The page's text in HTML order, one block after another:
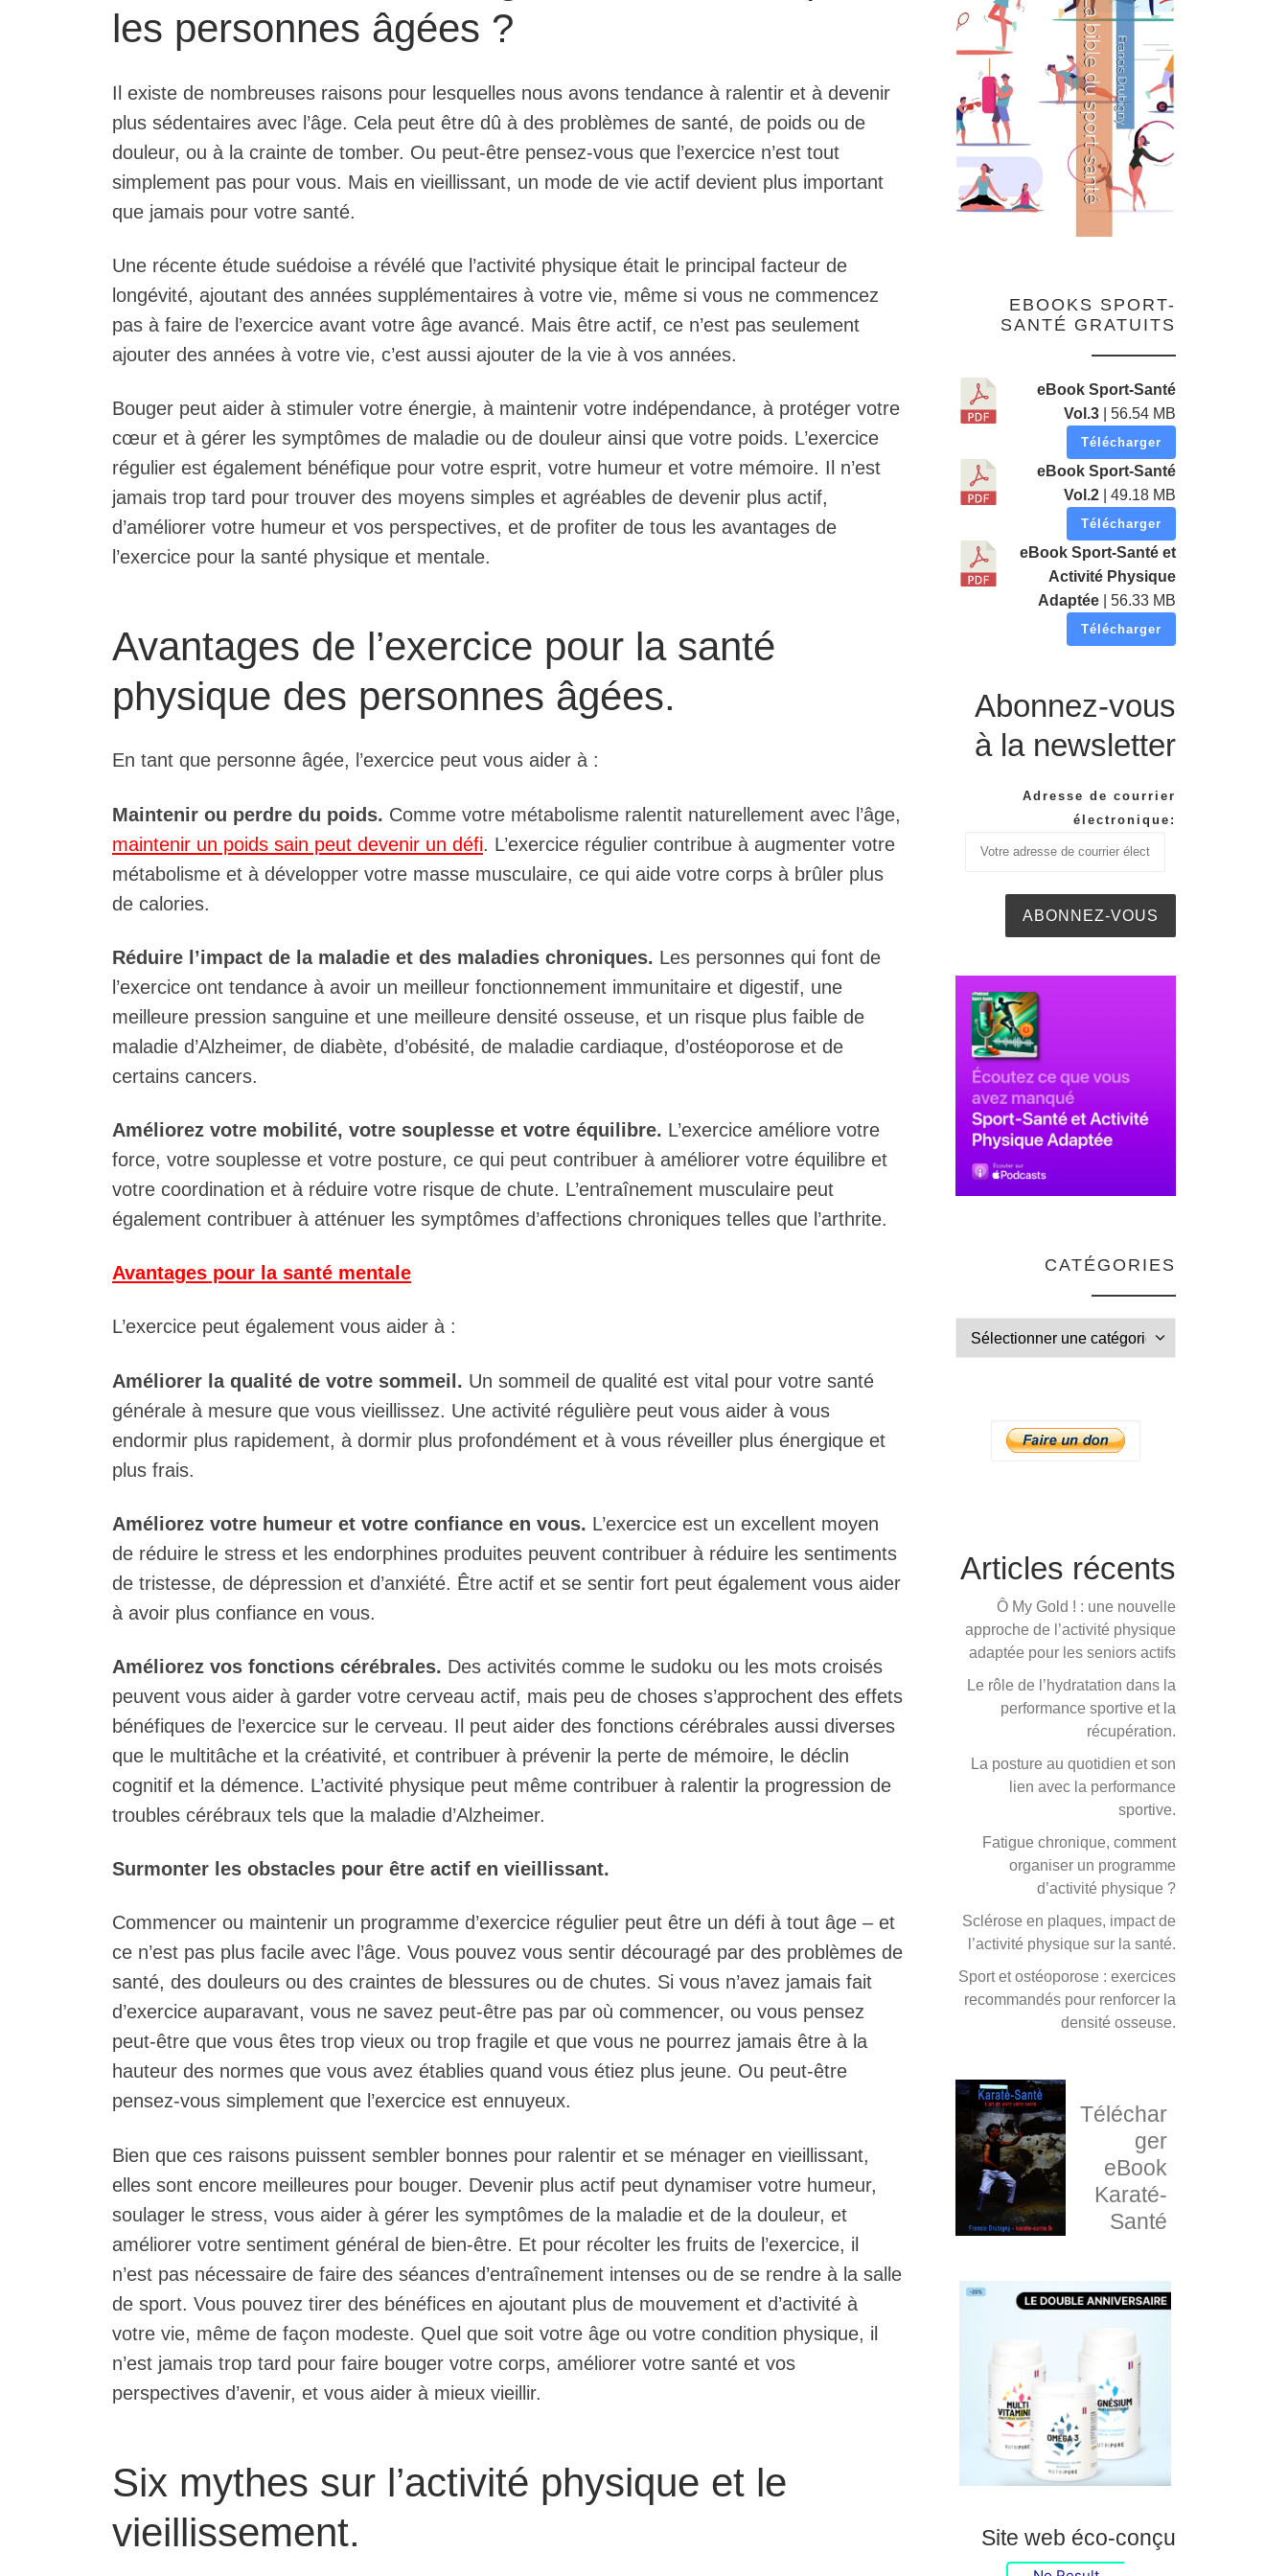
les personnes âgées ?
Il existe de nombreuses raisons pour lesquelles nous avons tendance à ralentir et à devenir
plus sédentaires avec l’âge. Cela peut être dû à des problèmes de santé, de poids ou de
douleur, ou à la crainte de tomber. Ou peut-être pensez-vous que l’exercice n’est tout
simplement pas pour vous. Mais en vieillissant, un mode de vie actif devient plus important
que jamais pour votre santé.
Une récente étude suédoise a révélé que l’activité physique était le principal facteur de
longévité, ajoutant des années supplémentaires à votre vie, même si vous ne commencez
pas à faire de l’exercice avant votre âge avancé. Mais être actif, ce n’est pas seulement
ajouter des années à votre vie, c’est aussi ajouter de la vie à vos années.
Bouger peut aider à stimuler votre énergie, à maintenir votre indépendance, à protéger votre
cœur et à gérer les symptômes de maladie ou de douleur ainsi que votre poids. L’exercice
régulier est également bénéfique pour votre esprit, votre humeur et votre mémoire. Il n’est
jamais trop tard pour trouver des moyens simples et agréables de devenir plus actif,
d’améliorer votre humeur et vos perspectives, et de profiter de tous les avantages de
l’exercice pour la santé physique et mentale.
Avantages de l’exercice pour la santé
physique des personnes âgées.
En tant que personne âgée, l’exercice peut vous aider à :
Maintenir ou perdre du poids. Comme votre métabolisme ralentit naturellement avec l’âge,
maintenir un poids sain peut devenir un défi. L’exercice régulier contribue à augmenter votre
métabolisme et à développer votre masse musculaire, ce qui aide votre corps à brûler plus
de calories.
Réduire l’impact de la maladie et des maladies chroniques. Les personnes qui font de
l’exercice ont tendance à avoir un meilleur fonctionnement immunitaire et digestif, une
meilleure pression sanguine et une meilleure densité osseuse, et un risque plus faible de
maladie d’Alzheimer, de diabète, d’obésité, de maladie cardiaque, d’ostéoporose et de
certains cancers.
Améliorez votre mobilité, votre souplesse et votre équilibre. L’exercice améliore votre
force, votre souplesse et votre posture, ce qui peut contribuer à améliorer votre équilibre et
votre coordination et à réduire votre risque de chute. L’entraînement musculaire peut
également contribuer à atténuer les symptômes d’affections chroniques telles que l’arthrite.
Avantages pour la santé mentale
L’exercice peut également vous aider à :
Améliorer la qualité de votre sommeil. Un sommeil de qualité est vital pour votre santé
générale à mesure que vous vieillissez. Une activité régulière peut vous aider à vous
endormir plus rapidement, à dormir plus profondément et à vous réveiller plus énergique et
plus frais.
Améliorez votre humeur et votre confiance en vous. L’exercice est un excellent moyen
de réduire le stress et les endorphines produites peuvent contribuer à réduire les sentiments
de tristesse, de dépression et d’anxiété. Être actif et se sentir fort peut également vous aider
à avoir plus confiance en vous.
Améliorez vos fonctions cérébrales. Des activités comme le sudoku ou les mots croisés
peuvent vous aider à garder votre cerveau actif, mais peu de choses s’approchent des effets
bénéfiques de l’exercice sur le cerveau. Il peut aider des fonctions cérébrales aussi diverses
que le multitâche et la créativité, et contribuer à prévenir la perte de mémoire, le déclin
cognitif et la démence. L’activité physique peut même contribuer à ralentir la progression de
troubles cérébraux tels que la maladie d’Alzheimer.
Surmonter les obstacles pour être actif en vieillissant.
Commencer ou maintenir un programme d’exercice régulier peut être un défi à tout âge – et
ce n’est pas plus facile avec l’âge. Vous pouvez vous sentir découragé par des problèmes de
santé, des douleurs ou des craintes de blessures ou de chutes. Si vous n’avez jamais fait
d’exercice auparavant, vous ne savez peut-être pas par où commencer, ou vous pensez
peut-être que vous êtes trop vieux ou trop fragile et que vous ne pourrez jamais être à la
hauteur des normes que vous avez établies quand vous étiez plus jeune. Ou peut-être
pensez-vous simplement que l’exercice est ennuyeux.
Bien que ces raisons puissent sembler bonnes pour ralentir et se ménager en vieillissant,
elles sont encore meilleures pour bouger. Devenir plus actif peut dynamiser votre humeur,
soulager le stress, vous aider à gérer les symptômes de la maladie et de la douleur, et
améliorer votre sentiment général de bien-être. Et pour récolter les fruits de l’exercice, il
n’est pas nécessaire de faire des séances d’entraînement intenses ou de se rendre à la salle
de sport. Vous pouvez tirer des bénéfices en ajoutant plus de mouvement et d’activité à
votre vie, même de façon modeste. Quel que soit votre âge ou votre condition physique, il
n’est jamais trop tard pour faire bouger votre corps, améliorer votre santé et vos
perspectives d’avenir, et vous aider à mieux vieillir.
Six mythes sur l’activité physique et le
vieillissement.
EBOOKS SPORT-
SANTÉ GRATUITS
eBook Sport-Santé
Vol.3 | 56.54 MB
Télécharger
eBook Sport-Santé
Vol.2 | 49.18 MB
Télécharger
eBook Sport-Santé et
Activité Physique
Adaptée | 56.33 MB
Télécharger
Abonnez-vous
à la newsletter
Adresse de courrier
électronique:
CATÉGORIES
Articles récents
Ô My Gold ! : une nouvelle
approche de l’activité physique
adaptée pour les seniors actifs
Le rôle de l’hydratation dans la
performance sportive et la
récupération.
La posture au quotidien et son
lien avec la performance
sportive.
Fatigue chronique, comment
organiser un programme
d’activité physique ?
Sclérose en plaques, impact de
l’activité physique sur la santé.
Sport et ostéoporose : exercices
recommandés pour renforcer la
densité osseuse.
Téléchar
ger
eBook
Karaté-
Santé
Site web éco-conçu